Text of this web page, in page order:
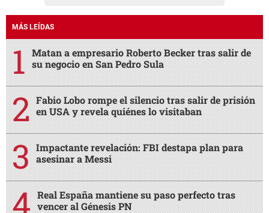
MÁS LEÍDAS
Matan a empresario Roberto Becker tras salir de
su negocio en San Pedro Sula
Fabio Lobo rompe el silencio tras salir de prisión
en USA y revela quiénes lo visitaban
Impactante revelación: FBI destapa plan para
asesinar a Messi
Real España mantiene su paso perfecto tras
vencer al Génesis PN